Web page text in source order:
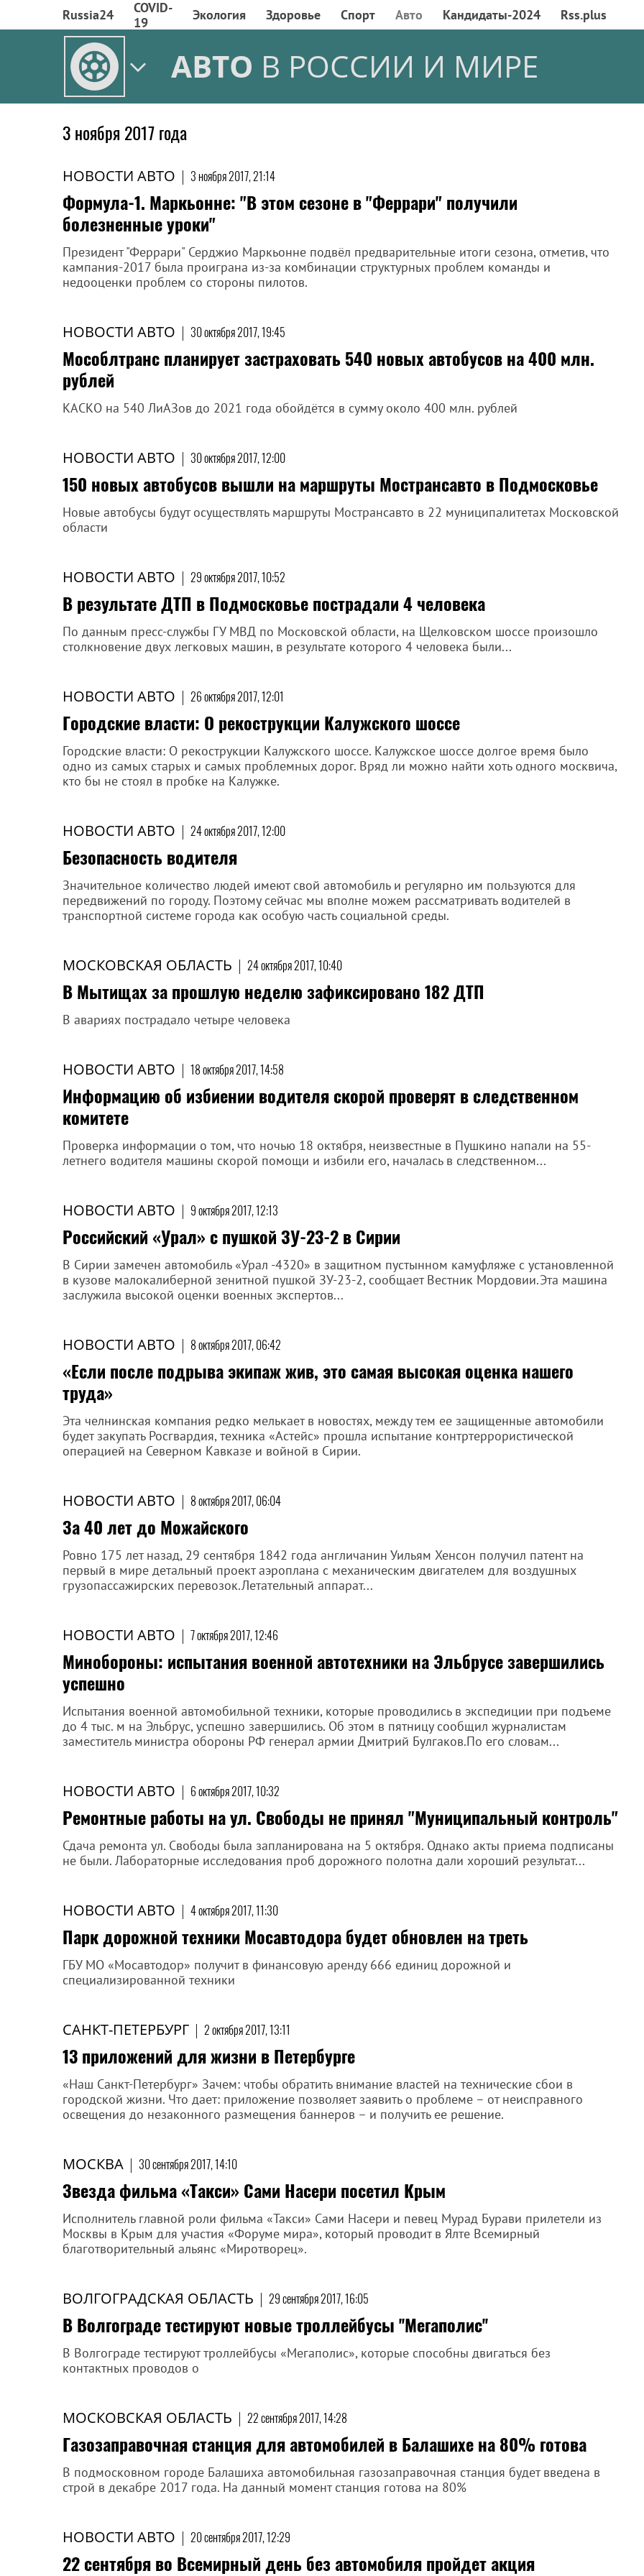
Russia24
COVID-
19
Экология Здоровье Спорт Авто Кандидаты-2024 Rss.plus
АВТО В РОССИИ И МИРЕ
3 ноября 2017 года
НОВОСТИ АВТО | 3 ноября 2017, 21:14
Формула-1. Маркьонне: "В этом сезоне в "Феррари" получили
болезненные уроки"
Президент "Феррари" Серджио Маркьонне подвёл предварительные итоги сезона, отметив, что
кампания-2017 была проиграна из-за комбинации структурных проблем команды и
недооценки проблем со стороны пилотов.
НОВОСТИ АВТО | 30 октября 2017, 19:45
Мособлтранс планирует застраховать 540 новых автобусов на 400 млн.
рублей
КАСКО на 540 ЛиАЗов до 2021 года обойдётся в сумму около 400 млн. рублей
НОВОСТИ АВТО | 30 октября 2017, 12:00
150 новых автобусов вышли на маршруты Мострансавто в Подмосковье
Новые автобусы будут осуществлять маршруты Мострансавто в 22 муниципалитетах Московской
области
НОВОСТИ АВТО | 29 октября 2017, 10:52
В результате ДТП в Подмосковье пострадали 4 человека
По данным пресс-службы ГУ МВД по Московской области, на Щелковском шоссе произошло
столкновение двух легковых машин, в результате которого 4 человека были...
НОВОСТИ АВТО | 26 октября 2017, 12:01
Городские власти: О рекострукции Калужского шоссе
Городские власти: О рекострукции Калужского шоссе. Калужское шоссе долгое время было
одно из самых старых и самых проблемных дорог. Вряд ли можно найти хоть одного москвича,
кто бы не стоял в пробке на Калужке.
НОВОСТИ АВТО | 24 октября 2017, 12:00
Безопасность водителя
Значительное количество людей имеют свой автомобиль и регулярно им пользуются для
передвижений по городу. Поэтому сейчас мы вполне можем рассматривать водителей в
транспортной системе города как особую часть социальной среды.
МОСКОВСКАЯ ОБЛАСТЬ | 24 октября 2017, 10:40
В Мытищах за прошлую неделю зафиксировано 182 ДТП
В авариях пострадало четыре человека
НОВОСТИ АВТО | 18 октября 2017, 14:58
Информацию об избиении водителя скорой проверят в следственном
комитете
Проверка информации о том, что ночью 18 октября, неизвестные в Пушкино напали на 55-
летнего водителя машины скорой помощи и избили его, началась в следственном...
НОВОСТИ АВТО | 9 октября 2017, 12:13
Российский «Урал» с пушкой ЗУ-23-2 в Сирии
В Сирии замечен автомобиль «Урал -4320» в защитном пустынном камуфляже с установленной
в кузове малокалиберной зенитной пушкой ЗУ-23-2, сообщает Вестник Мордовии.Эта машина
заслужила высокой оценки военных экспертов...
НОВОСТИ АВТО | 8 октября 2017, 06:42
«Если после подрыва экипаж жив, это самая высокая оценка нашего
труда»
Эта челнинская компания редко мелькает в новостях, между тем ее защищенные автомобили
будет закупать Росгвардия, техника «Астейс» прошла испытание контртеррористической
операцией на Северном Кавказе и войной в Сирии.
НОВОСТИ АВТО | 8 октября 2017, 06:04
За 40 лет до Можайского
Ровно 175 лет назад, 29 сентября 1842 года англичанин Уильям Хенсон получил патент на
первый в мире детальный проект аэроплана с механическим двигателем для воздушных
грузопассажирских перевозок.Летательный аппарат...
НОВОСТИ АВТО | 7 октября 2017, 12:46
Минобороны: испытания военной автотехники на Эльбрусе завершились
успешно
Испытания военной автомобильной техники, которые проводились в экспедиции при подъеме
до 4 тыс. м на Эльбрус, успешно завершились. Об этом в пятницу сообщил журналистам
заместитель министра обороны РФ генерал армии Дмитрий Булгаков.По его словам...
НОВОСТИ АВТО | 6 октября 2017, 10:32
Ремонтные работы на ул. Свободы не принял "Муниципальный контроль"
Сдача ремонта ул. Свободы была запланирована на 5 октября. Однако акты приема подписаны
не были. Лабораторные исследования проб дорожного полотна дали хороший результат...
НОВОСТИ АВТО | 4 октября 2017, 11:30
Парк дорожной техники Мосавтодора будет обновлен на треть
ГБУ МО «Мосавтодор» получит в финансовую аренду 666 единиц дорожной и
специализированной техники
САНКТ-ПЕТЕРБУРГ | 2 октября 2017, 13:11
13 приложений для жизни в Петербурге
«Наш Санкт-Петербург» Зачем: чтобы обратить внимание властей на технические сбои в
городской жизни. Что дает: приложение позволяет заявить о проблеме – от неисправного
освещения до незаконного размещения баннеров – и получить ее решение.
МОСКВА | 30 сентября 2017, 14:10
Звезда фильма «Такси» Сами Насери посетил Крым
Исполнитель главной роли фильма «Такси» Сами Насери и певец Мурад Бурави прилетели из
Москвы в Крым для участия «Форуме мира», который проводит в Ялте Всемирный
благотворительный альянс «Миротворец».
ВОЛГОГРАДСКАЯ ОБЛАСТЬ | 29 сентября 2017, 16:05
В Волгограде тестируют новые троллейбусы ''Мегаполис''
В Волгограде тестируют троллейбусы «Мегаполис», которые способны двигаться без
контактных проводов о
МОСКОВСКАЯ ОБЛАСТЬ | 22 сентября 2017, 14:28
Газозаправочная станция для автомобилей в Балашихе на 80% готова
В подмосковном городе Балашиха автомобильная газозаправочная станция будет введена в
строй в декабре 2017 года. На данный момент станция готова на 80%
НОВОСТИ АВТО | 20 сентября 2017, 12:29
22 сентября во Всемирный день без автомобиля пройдет акция